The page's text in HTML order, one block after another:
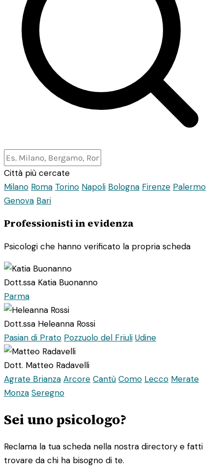
Città più cercate
Milano Roma Torino Napoli Bologna Firenze Palermo
Genova Bari
Professionisti in evidenza
Psicologi che hanno verificato la propria scheda
Dott.ssa Katia Buonanno
Parma
Dott.ssa Heleanna Rossi
Pasian di Prato Pozzuolo del Friuli Udine
Dott. Matteo Radavelli
Agrate Brianza Arcore Cantù Como Lecco Merate
Monza Seregno
Sei uno psicologo?
Reclama la tua scheda nella nostra directory e fatti
trovare da chi ha bisogno di te.